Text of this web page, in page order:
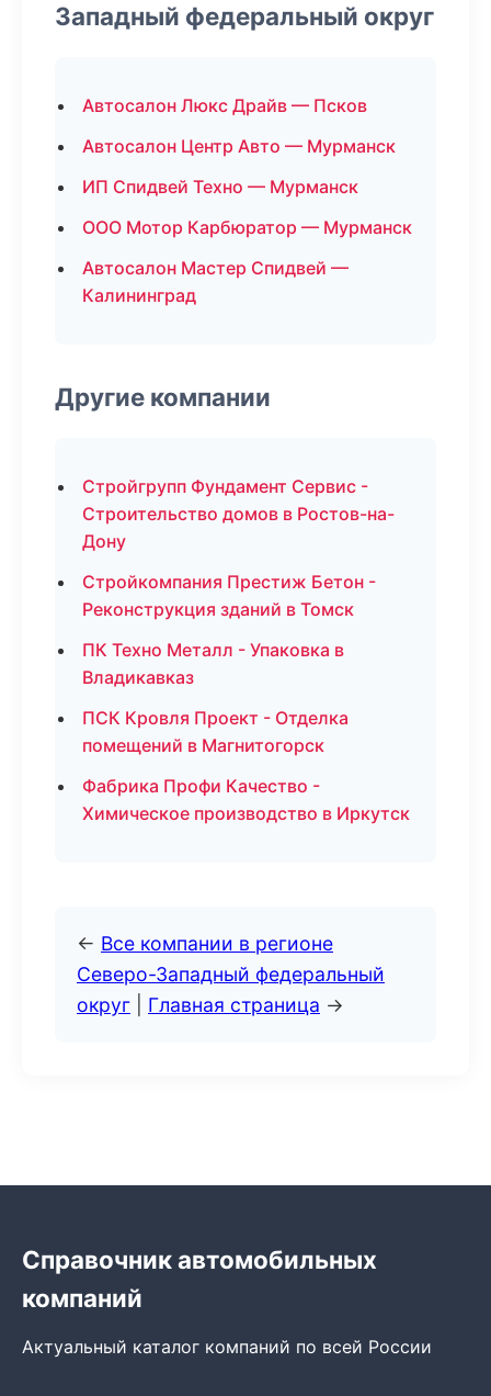
Западный федеральный округ
Автосалон Люкс Драйв — Псков
Автосалон Центр Авто — Мурманск
ИП Спидвей Техно — Мурманск
ООО Мотор Карбюратор — Мурманск
Автосалон Мастер Спидвей —
Калининград
Другие компании
Стройгрупп Фундамент Сервис -
Строительство домов в Ростов-на-
Дону
Стройкомпания Престиж Бетон -
Реконструкция зданий в Томск
ПК Техно Металл - Упаковка в
Владикавказ
ПСК Кровля Проект - Отделка
помещений в Магнитогорск
Фабрика Профи Качество -
Химическое производство в Иркутск
← Все компании в регионе
Северо-Западный федеральный
округ
Главная страница →
Справочник автомобильных
компаний
Актуальный каталог компаний по всей России